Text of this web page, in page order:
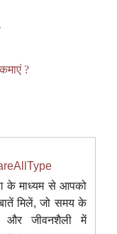
?
के माध्यम से आपको
मिलें, जो समय के
जीवनशैली में